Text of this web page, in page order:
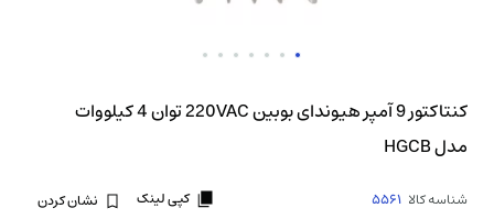
کنتاکتور 9 آمپر هیوندای بوبین 220VAC توان 4 کیلووات
مدل HGCB
شناسه کالا 5561 کپی لینک نشان کردن